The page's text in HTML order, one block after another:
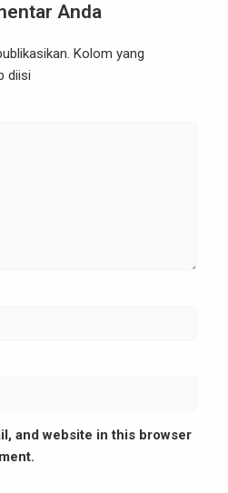
Anda
Kolom yang
diisi
and website in this browser